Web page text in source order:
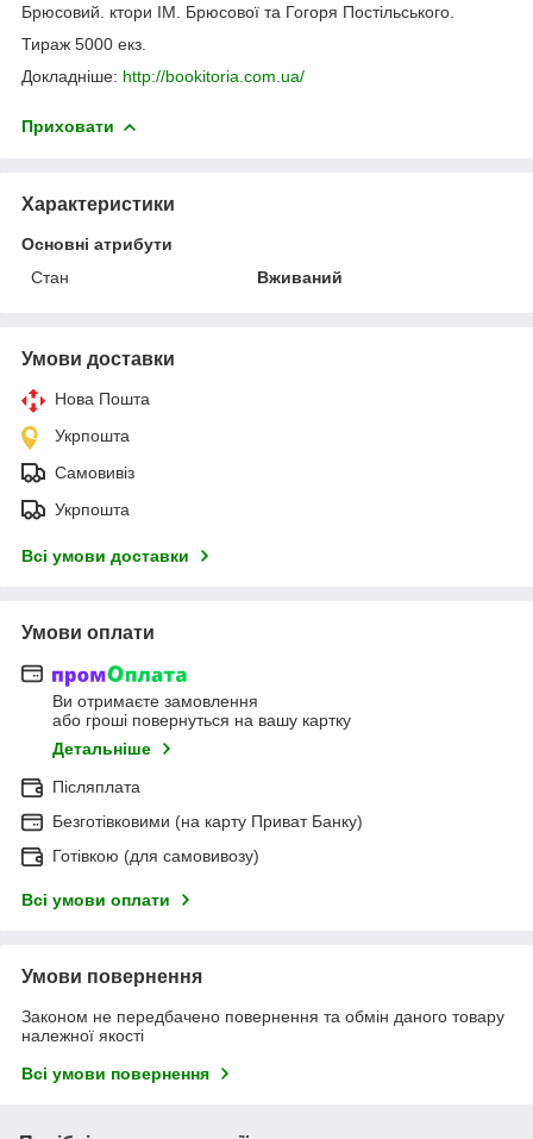
Брюсовий. ктори ІМ. Брюсової та Гогоря Постільського.
Тираж 5000 екз.
Докладніше: http://bookitoria.com.ua/
Приховати
Характеристики
Основні атрибути
Стан
Вживаний
Умови доставки
Нова Пошта
Укрпошта
Самовивіз
Укрпошта
Всі умови доставки
Умови оплати
Ви отримаєте замовлення
або гроші повернуться на вашу картку
Детальніше
Післяплата
Безготівковими (на карту Приват Банку)
Готівкою (для самовивозу)
Всі умови оплати
Умови повернення
Законом не передбачено повернення та обмін даного товару
належної якості
Всі умови повернення